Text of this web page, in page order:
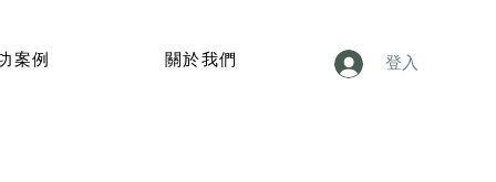
案例 關於我們 登入